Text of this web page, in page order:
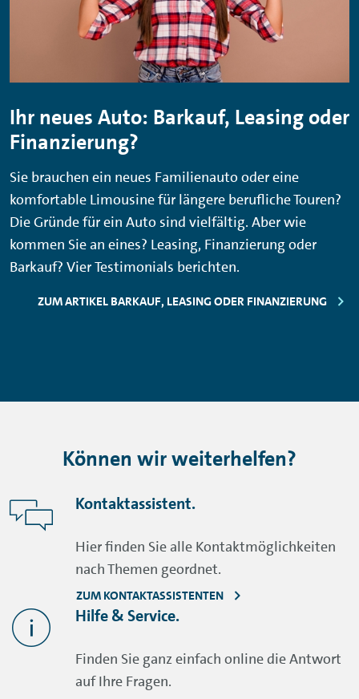
Ihr neues Auto: Barkauf, Leasing oder
Finanzierung?
Sie brauchen ein neues Familienauto oder eine
komfortable Limousine für längere berufliche Touren?
Die Gründe für ein Auto sind vielfältig. Aber wie
kommen Sie an eines? Leasing, Finanzierung oder
Barkauf? VierTestimonials berichten.
ZUM ARTIKEL BARKAUF, LEASING ODER FINANZIERUNG
Können wir weiterhelfen?
Kontaktassistent.
Hier finden Sie alle Kontaktmöglichkeiten
nach Themen geordnet.
ZUM KONTAKTASSISTENTEN
Hilfe & Service.
Finden Sie ganz einfach online die Antwort
auf Ihre Fragen.